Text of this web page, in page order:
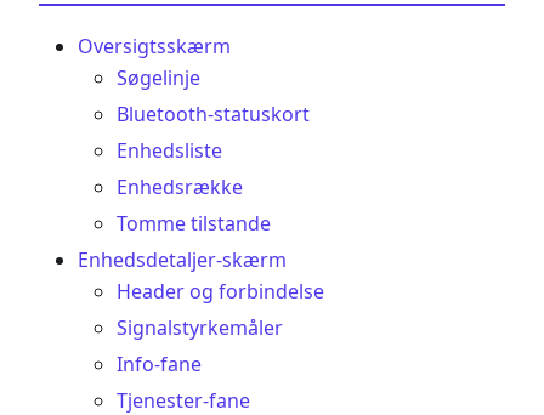
Oversigtsskærm
Søgelinje
Bluetooth-statuskort
Enhedsliste
Enhedsrække
Tomme tilstande
Enhedsdetaljer-skærm
Header og forbindelse
Signalstyrkemåler
Info-fane
Tjenester-fane